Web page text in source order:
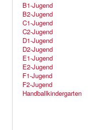
B1-Jugend
B2-Jugend
C1-Jugend
C2-Jugend
D1-Jugend
D2-Jugend
E1-Jugend
E2-Jugend
F1-Jugend
F2-Jugend
Handballkindergarten